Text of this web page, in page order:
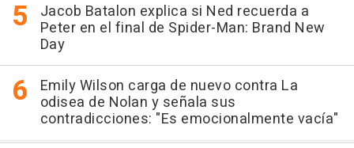
Jacob Batalon explica si Ned recuerda a
Peter en el final de Spider-Man: Brand New
Day
Emily Wilson carga de nuevo contra La
odisea de Nolan y señala sus
contradicciones: "Es emocionalmente vacía"